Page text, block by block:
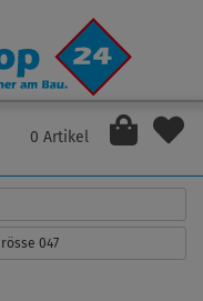
0 Artikel
047